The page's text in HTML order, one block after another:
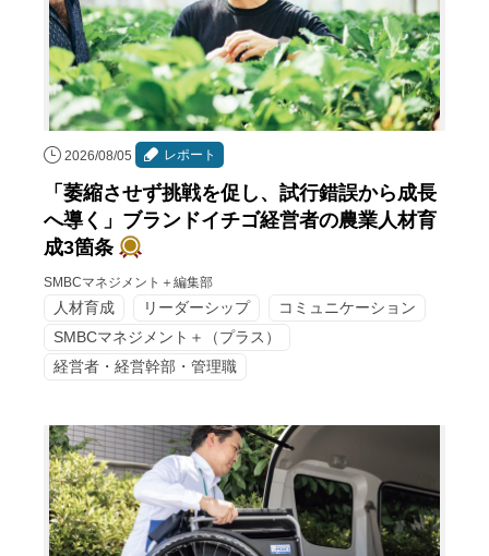
2026/08/05 レポート
「萎縮させず挑戦を促し、試行錯誤から成長
へ導く」ブランドイチゴ経営者の農業人材育
成3箇条
SMBCマネジメント＋編集部
人材育成 リーダーシップ
コミュニケーション
SMBCマネジメント＋（プラス）
経営者・経営幹部・管理職